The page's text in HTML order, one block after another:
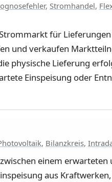
, Stromhandel,
für
und verkaufen
physische Lieferung
Einspeisung oder
, Bilanzkreis,
einem
aus